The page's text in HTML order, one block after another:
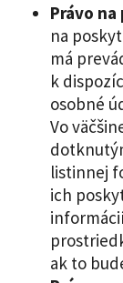
Právo
na
má
k
osobné
Vo
listinnej
ich
ak to